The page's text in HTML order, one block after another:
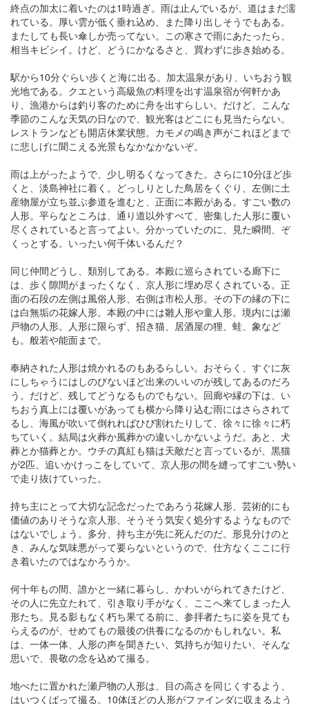
終点の加太に着いたのは1時過ぎ。雨は止んでいるが、道はまだ濡
れている。厚い雲が低く垂れ込め、また降り出しそうでもある。
またしても長い傘しか売ってない。この寒さで雨にあたったら、
相当キビシイ。けど、どうにかなるさと、買わずに歩き始める。
駅から10分ぐらい歩くと海に出る。加太温泉があり、いちおう観
光地である。クエという高級魚の料理を出す温泉宿が何軒かあ
り、漁港からは釣り客のために舟を出すらしい。だけど、こんな
季節のこんな天気の日なので、観光客はどこにも見当たらない。
レストランなども開店休業状態。カモメの鳴き声がこれほどまで
に悲しげに聞こえる光景もなかなかないぞ。
雨は上がったようで、少し明るくなってきた。さらに10分ほど歩
くと、淡島神社に着く。どっしりとした鳥居をくぐり、左側に土
産物屋が立ち並ぶ参道を進むと、正面に本殿がある。すごい数の
人形。平らなところは、通り道以外すべて、密集した人形に覆い
尽くされていると言ってよい。分かっていたのに、見た瞬間、ぞ
くっとする。いったい何千体いるんだ？
同じ仲間どうし、類別してある。本殿に巡らされている廊下に
は、歩く隙間がまったくなく、京人形に埋め尽くされている。正
面の石段の左側は風俗人形、右側は市松人形。その下の縁の下に
は白無垢の花嫁人形。本殿の中には雛人形や童人形。境内には瀬
戸物の人形。人形に限らず、招き猫、居酒屋の狸、蛙、象など
も。般若や能面まで。
奉納された人形は焼かれるのもあるらしい。おそらく、すぐに灰
にしちゃうにはしのびないほど出来のいいのが残してあるのだろ
う。だけど、残してどうなるものでもない。回廊や縁の下は、い
ちおう真上には覆いがあっても横から降り込む雨にはさらされて
るし、海風が吹いて倒れればひび割れたりして、徐々に徐々に朽
ちていく。結局は火葬か風葬かの違いしかないようだ。あと、犬
葬とか猫葬とか。ウチの真紅も猫は天敵だと言っているが、黒猫
が2匹、追いかけっこをしていて、京人形の間を縫ってすごい勢い
で走り抜けていった。
持ち主にとって大切な記念だったであろう花嫁人形、芸術的にも
価値のありそうな京人形、そうそう気安く処分するようなもので
はないでしょう。多分、持ち主が先に死んだのだ。形見分けのと
き、みんな気味悪がって要らないというので、仕方なくここに行
き着いたのではなかろうか。
何十年もの間、誰かと一緒に暮らし、かわいがられてきたけど、
その人に先立たれて、引き取り手がなく、ここへ来てしまった人
形たち。見る影もなく朽ち果てる前に、参拝者たちに姿を見ても
らえるのが、せめてもの最後の供養になるのかもしれない。私
は、一体一体、人形の声を聞きたい、気持ちが知りたい、そんな
思いで、畏敬の念を込めて撮る。
地べたに置かれた瀬戸物の人形は、目の高さを同じくするよう、
はいつくばって撮る。10体ほどの人形がファインダに収まるよう